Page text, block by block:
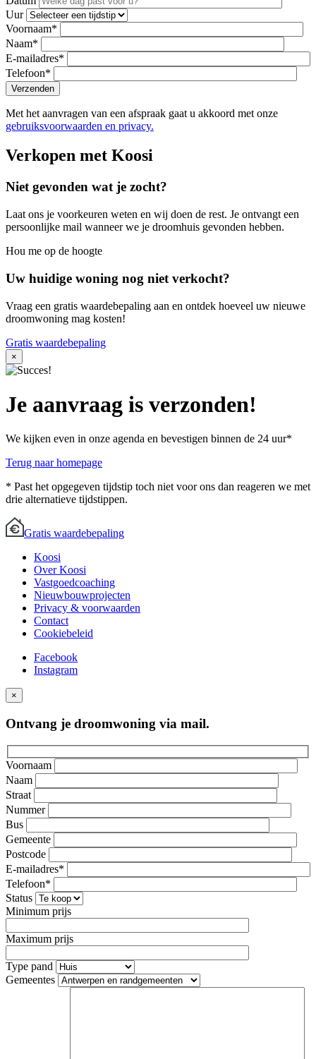
Uur
Voornaam*
Naam*
E-mailadres*
Telefoon*
Met het aanvragen van een afspraak gaat u akkoord met onze
gebruiksvoorwaarden en privacy.
Verkopen met Koosi
Niet gevonden wat je zocht?
Laat ons je voorkeuren weten en wij doen de rest. Je ontvangt een
persoonlijke mail wanneer we je droomhuis gevonden hebben.
Hou me op de hoogte
Uw huidige woning nog niet verkocht?
Vraag een gratis waardebepaling aan en ontdek hoeveel uw nieuwe
droomwoning mag kosten!
Gratis waardebepaling
×
Je aanvraag is verzonden!
We kijken even in onze agenda en bevestigen binnen de 24 uur*
Terug naar homepage
* Past het opgegeven tijdstip toch niet voor ons dan reageren we met
drie alternatieve tijdstippen.
Gratis waardebepaling
Koosi
Over Koosi
Vastgoedcoaching
Nieuwbouwprojecten
Privacy & voorwaarden
Contact
Cookiebeleid
Facebook
Instagram
×
Ontvang je droomwoning via mail.
Voornaam
Naam
Straat
Nummer
Bus
Gemeente
Postcode
E-mailadres*
Telefoon*
Status
Minimum prijs
Maximum prijs
Type pand
Gemeentes